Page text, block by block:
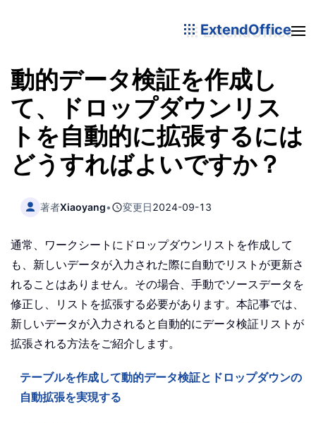
ExtendOffice
動的データ検証を作成し
て、ドロップダウンリス
トを自動的に拡張するには
どうすればよいですか？
著者Xiaoyang• 変更日2024-09-13
通常、ワークシートにドロップダウンリストを作成して
も、新しいデータが入力された際に自動でリストが更新さ
れることはありません。その場合、手動でソースデータを
修正し、リストを拡張する必要があります。本記事では、
新しいデータが入力されると自動的にデータ検証リストが
拡張される方法をご紹介します。
テーブルを作成して動的データ検証とドロップダウンの
自動拡張を実現する